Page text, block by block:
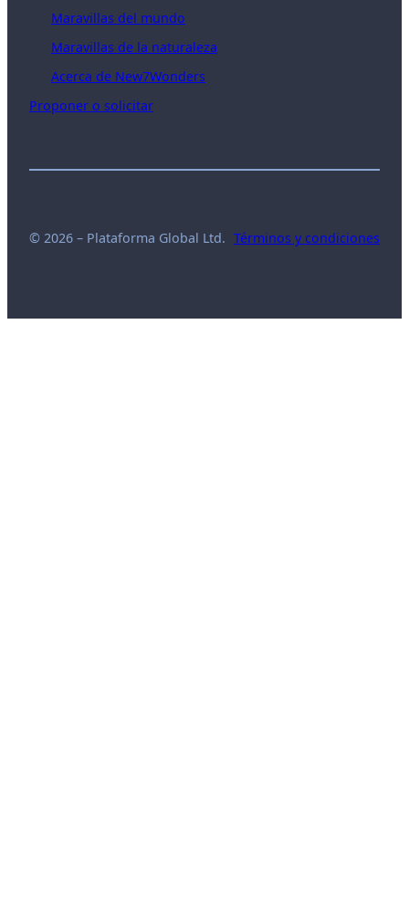
Maravillas del mundo
Maravillas de la naturaleza
Acerca de New7Wonders
Proponer o solicitar
© 2026 – Plataforma Global Ltd. Términos y condiciones